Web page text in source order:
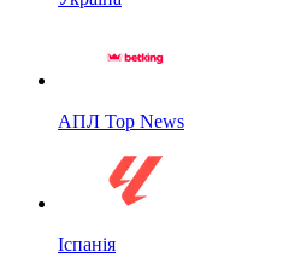
АПЛ Top News
Іспанія